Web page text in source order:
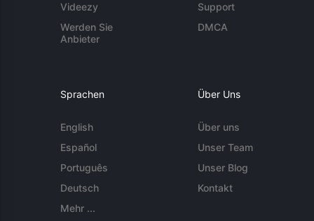
Videezy
Werden Sie
Anbieter
Support
DMCA
Sprachen
English
Español
Português
Deutsch
Mehr ...
Über Uns
Über uns
Unser Team
Unser Blog
Kontakt